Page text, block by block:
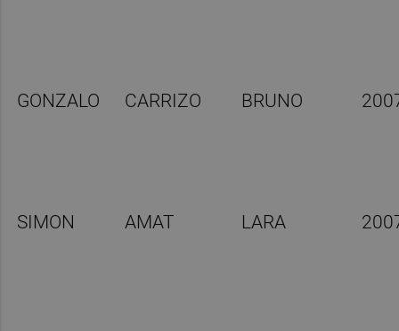
GONZALO CARRIZO BRUNO
SIMON AMAT LARA